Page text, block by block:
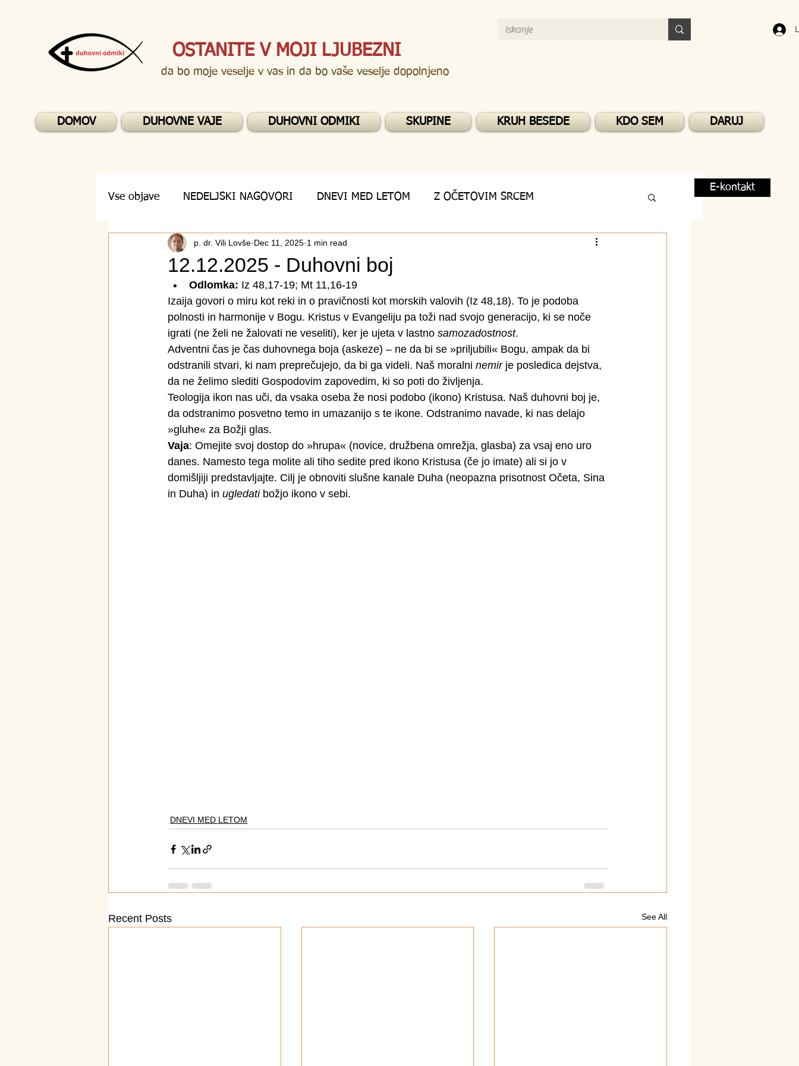
OSTANITE V MOJI LJUBEZNI
da bo moje veselje v vas in da bo vaše veselje dopolnjeno
DOMOV DUHOVNE VAJE DUHOVNI ODMIKI SKUPINE KRUH BESEDE KDO SEM DARUJ
Vse objave NEDELJSKI NAGOVORI DNEVI MED LETOM Z OČETOVIM SRCEM
DUHOVNA VPRAŠANJA
12.12.2025 - Duhovni boj
p. dr. Vili Lovše Dec 11, 2025 1 min read
Odlomka: Iz 48,17-19; Mt 11,16-19
Izaija govori o miru kot reki in o pravičnosti kot morskih valovih (Iz 48,18). To je podoba
polnosti in harmonije v Bogu. Kristus v Evangeliju pa toži nad svojo generacijo, ki se noče
igrati (ne želi ne žalovati ne veseliti), ker je ujeta v lastno samozadostnost.
Adventni čas je čas duhovnega boja (askeze) – ne da bi se »priljubili« Bogu, ampak da bi
odstranili stvari, ki nam preprečujejo, da bi ga videli. Naš moralni nemir je posledica dejstva,
da ne želimo slediti Gospodovim zapovedim, ki so poti do življenja.
Teologija ikon nas uči, da vsaka oseba že nosi podobo (ikono) Kristusa. Naš duhovni boj je,
da odstranimo posvetno temo in umazanijo s te ikone. Odstranimo navade, ki nas delajo
»gluhe« za Božji glas.
Vaja: Omejite svoj dostop do »hrupa« (novice, družbena omrežja, glasba) za vsaj eno uro
danes. Namesto tega molite ali tiho sedite pred ikono Kristusa (če jo imate) ali si jo v
domišljiji predstavljajte. Cilj je obnoviti slušne kanale Duha (neopazna prisotnost Očeta, Sina
in Duha) in ugledati božjo ikono v sebi.
DNEVI MED LETOM
Recent Posts See All
E-kontakt